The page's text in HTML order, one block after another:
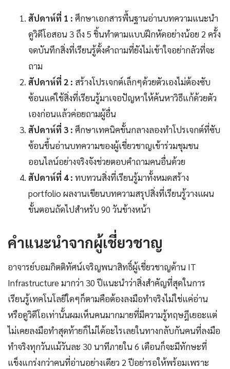
สัปดาห์ที่ 1 : ศึกษาเอกสารพื้นฐานอ่านบทความแนะนำ
ดูวิดีโอสอน 3 ถึง 5 ชิ้นทำตามแบบฝึกหัดอย่างน้อย 2 ครั้ง
จดบันทึกสิ่งที่เรียนรู้ตั้งคำถามที่ยังไม่เข้าใจอย่ากลัวที่จะ
ถาม
สัปดาห์ที่ 2 : สร้างโปรเจกต์เล็กๆด้วยตัวเองไม่ต้องซับ
ซ้อนแค่ใช้สิ่งที่เรียนรู้มาเจอปัญหาให้ค้นหาวิธีแก้ด้วยตัว
เองก่อนแล้วค่อยถามผู้อื่น
สัปดาห์ที่ 3 : ศึกษาเทคนิคขั้นกลางลองทำโปรเจกต์ที่ซับ
ซ้อนขึ้นอ่านบทความของผู้เชี่ยวชาญเข้าร่วมชุมชน
ออนไลน์อย่างจริงจังช่วยตอบคำถามคนอื่นด้วย
สัปดาห์ที่ 4 : ทบทวนสิ่งที่เรียนรู้มาทั้งหมดสร้าง
portfolio ผลงานเขียนบทความสรุปสิ่งที่เรียนรู้วางแผน
ขั้นตอนถัดไปสำหรับ 90 วันข้างหน้า
คำแนะนำจากผู้เชี่ยวชาญ
อาจารย์บอมกิตติทัศน์เจริญพนาสิทธิ์ผู้เชี่ยวชาญด้าน IT
Infrastructure มากว่า 30 ปีแนะนำว่าสิ่งสำคัญที่สุดในการ
เรียนรู้เทคโนโลยีใดๆก็ตามคือต้องลงมือทำจริงไม่ใช่แค่อ่าน
หรือดูวิดีโอเท่านั้นผมเห็นคนมากมายที่มีความรู้ทฤษฎีเยอะแต่
ไม่เคยลงมือทำสุดท้ายก็ไม่ได้อะไรเลยในทางกลับกันคนที่ลงมือ
ทำจริงทุกวันแม้วันละ 30 นาทีภายใน 6 เดือนก็จะมีทักษะที่
แข็งแกร่งกว่าคนที่อ่านอย่างเดียว 2 ปีอย่ารอให้พร้อมเพราะ